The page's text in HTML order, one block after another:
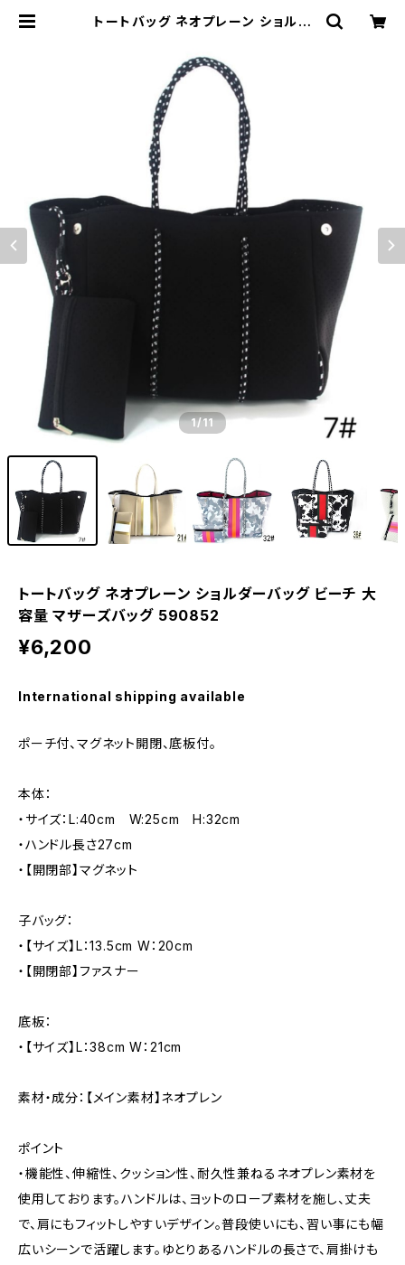
トートバッグ ネオプレーン ショルダ
1/11
トートバッグ ネオプレーン ショルダーバッグ ビーチ 大
容量 マザーズバッグ 590852
¥6,200
International shipping available
ポーチ付、マグネット開閉、底板付。
本体：
・サイズ：L:40cm W:25cm H:32cm
・ハンドル長さ27cm
・【開閉部】マグネット
子バッグ：
・【サイズ】L：13.5cm W：20cm
・【開閉部】ファスナー
底板：
・【サイズ】L：38cm W：21cm
素材・成分：【メイン素材】ネオプレン
ポイント
・機能性、伸縮性、クッション性、耐久性兼ねるネオプレン素材を
使用しております。ハンドルは、ヨットのロープ素材を施し、丈夫
で、肩にもフィットしやすいデザイン。普段使いにも、習い事にも幅
広いシーンで活躍します。ゆとりあるハンドルの長さで、肩掛けも